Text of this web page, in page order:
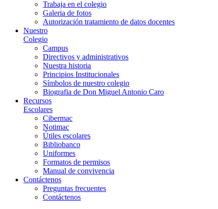
Trabaja en el colegio
Galeria de fotos
Autorización tratamiento de datos docentes
Nuestro
Colegio
Campus
Directivos y administrativos
Nuestra historia
Principios Institucionales
Símbolos de nuestro colegio
Biografia de Don Miguel Antonio Caro
Recursos
Escolares
Cibermac
Notimac
Útiles escolares
Bibliobanco
Uniformes
Formatos de permisos
Manual de convivencia
Contáctenos
Preguntas frecuentes
Contáctenos